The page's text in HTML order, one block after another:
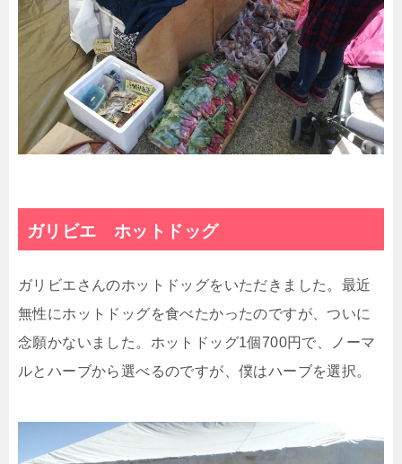
ガリビエ ホットドッグ
ガリビエさんのホットドッグをいただきました。最近
無性にホットドッグを食べたかったのですが、ついに
念願かないました。ホットドッグ1個700円で、ノーマ
ルとハーブから選べるのですが、僕はハーブを選択。